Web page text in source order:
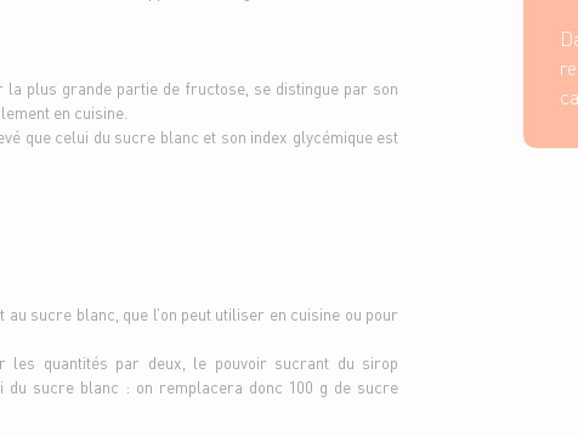
la plus grande partie de fructose, se distingue par son
en cuisine.
que celui du sucre blanc et son index glycémique est
au sucre blanc, que l’on peut utiliser en cuisine ou pour
les quantités par deux, le pouvoir sucrant du sirop
du sucre blanc : on remplacera donc 100 g de sucre